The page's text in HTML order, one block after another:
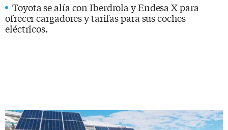
Toyota se alía con Iberdrola y Endesa X para
ofrecer cargadores y tarifas para sus coches
eléctricos.